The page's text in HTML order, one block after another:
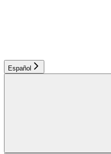
Español